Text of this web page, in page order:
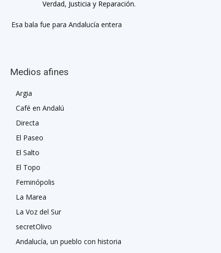
Verdad, Justicia y Reparación.
Esa bala fue para Andalucía entera
Medios afines
Argia
Café en Andalú
Directa
El Paseo
El Salto
El Topo
Feminópolis
La Marea
La Voz del Sur
secretOlivo
Andalucía, un pueblo con historia